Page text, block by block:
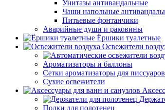
Унитазы антивандальные
Чаши напольные
Питьевые фонтанчики
Аварийные души и раковины
Ёршики туалетные
Освежители
Ароматизаторы и баллоны
Сетки ароматизаторы для писсуаров
Сухие освежители
Полки для полотенец